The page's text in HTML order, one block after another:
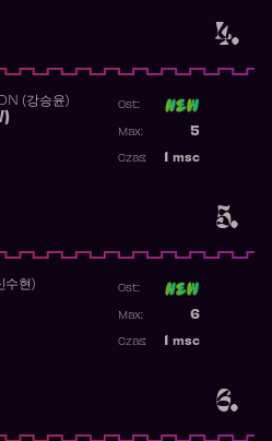
4.
5.
(강승윤) Ost:
5
Max:
msc
Czas:
6.
현) Ost:
6
Max:
msc
Czas: